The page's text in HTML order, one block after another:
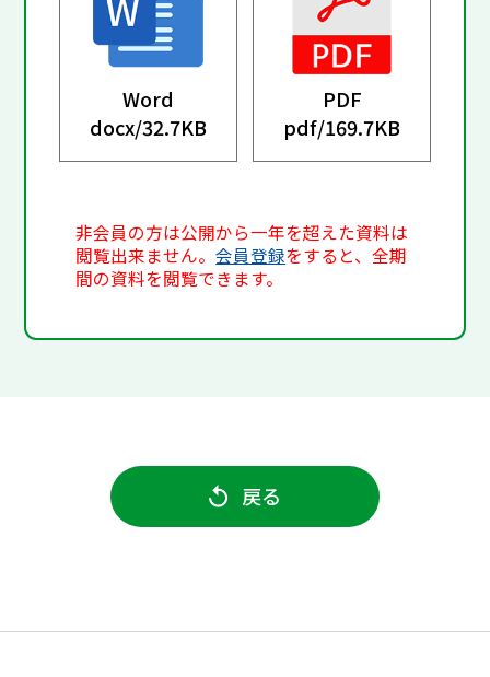
Word
docx/32.7KB
PDF
pdf/169.7KB
非会員の方は公開から一年を超えた資料は
閲覧出来ません。会員登録をすると、全期
間の資料を閲覧できます。
戻る